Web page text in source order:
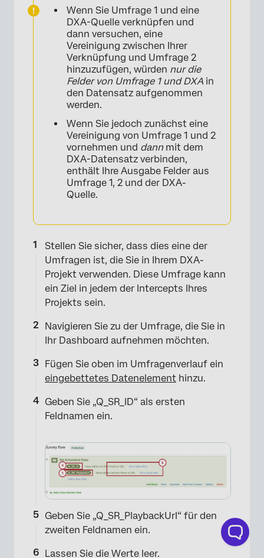
Wenn Sie Umfrage 1 und eine
DXA-Quelle verknüpfen und
dann versuchen, eine
Vereinigung zwischen Ihrer
Verknüpfung und Umfrage 2
hinzuzufügen, würden nur die
Felder von Umfrage 1 und DXA in
den Datensatz aufgenommen
werden.
Wenn Sie jedoch zunächst eine
Vereinigung von Umfrage 1 und 2
vornehmen und dann mit dem
DXA-Datensatz verbinden,
enthält Ihre Ausgabe Felder aus
Umfrage 1, 2 und der DXA-
Quelle.
Stellen Sie sicher, dass dies eine der
Umfragen ist, die Sie in Ihrem DXA-
Projekt verwenden. Diese Umfrage kann
ein Ziel in jedem der Intercepts Ihres
Projekts sein.
Navigieren Sie zu der Umfrage, die Sie in
Ihr Dashboard aufnehmen möchten.
Fügen Sie oben im Umfragenverlauf ein
eingebettetes Datenelement hinzu.
Geben Sie „Q_SR_ID“ als ersten
Feldnamen ein.
Geben Sie „Q_SR_PlaybackUrl“ für den
zweiten Feldnamen ein.
Lassen Sie die Werte leer.